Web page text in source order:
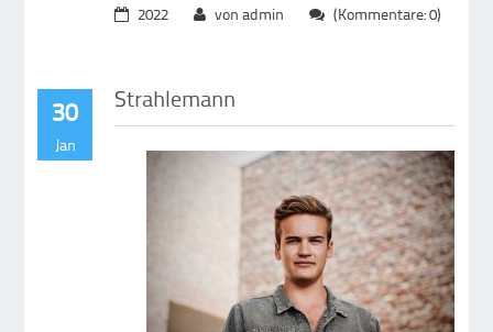
2022 von admin (Kommentare: 0)
30
Jan
Strahlemann